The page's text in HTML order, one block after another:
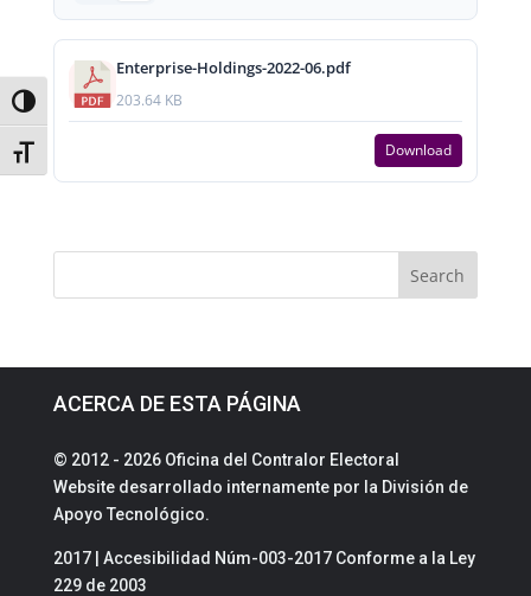
Toggle High Contrast
Toggle Font size
Enterprise-Holdings-2022-06.pdf
203.64 KB
Download
ACERCA DE ESTA PÁGINA
© 2012 - 2026 Oficina del Contralor Electoral
Website desarrollado internamente por la División de
Apoyo Tecnológico.
2017 | Accesibilidad Núm-003-2017 Conforme a la Ley
229 de 2003